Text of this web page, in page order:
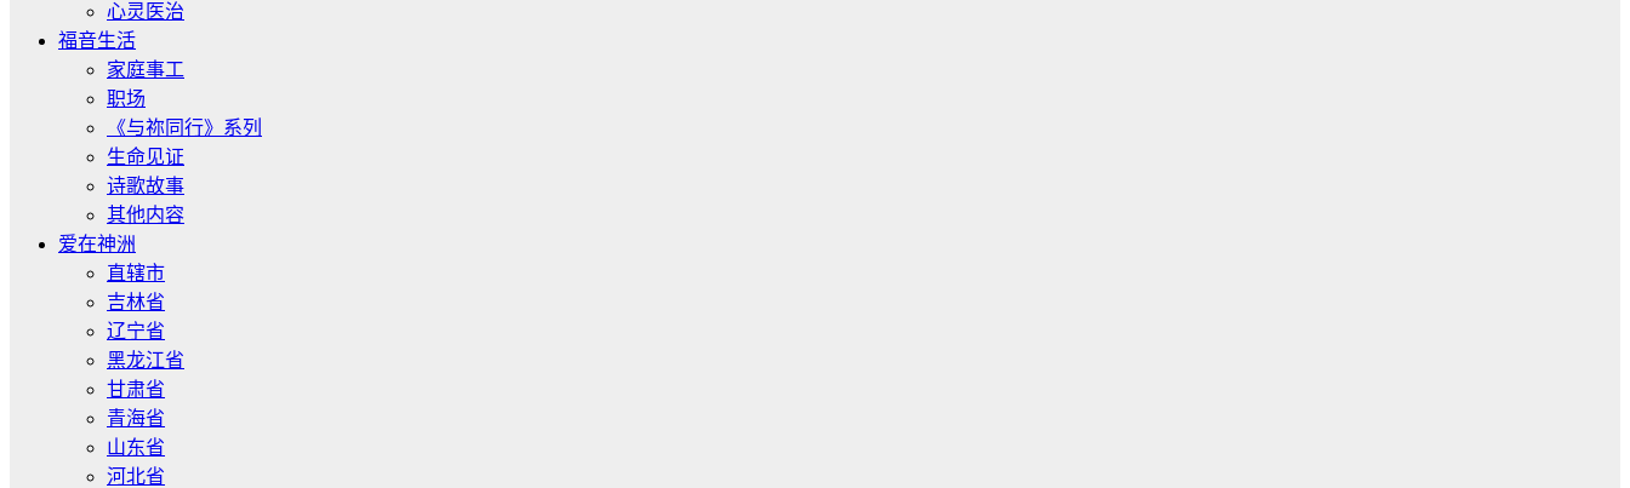
心灵医治
福音生活
家庭事工
职场
《与祢同行》系列
生命见证
诗歌故事
其他内容
爱在神洲
直辖市
吉林省
辽宁省
黑龙江省
甘肃省
青海省
山东省
河北省